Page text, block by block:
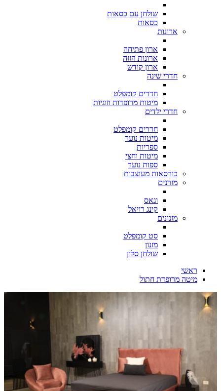
שולחן עם כסאות
כסאות
ארונות
ארון פתיחה
ארונות הזזה
ארון קודש
חדרי שינה
חדרים קומפלט
מיטות מרופדות וזוגיות
חדרי ילדים
חדרים קומפלט
מיטות נוער
ספריות
מיטות וחצי
ספות נוער
כורסאות מעוצבות
מזרנים
וגאס
קינג רויאל
מזנונים
סט קומפלט
מזנון
שולחן סלון
ראשי
מיטה מרופדת חתול